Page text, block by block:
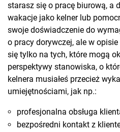
starasz się o pracę biurową, a
wakacje jako kelner lub
swoje doświadczenie do
o pracy dorywczej, ale w
się tylko na tych, które mogą
perspektywy stanowiska, o
kelnera musiałeś przecież
umiejętnościami, jak np.:
profesjonalna obsługa
bezpośredni kontakt z